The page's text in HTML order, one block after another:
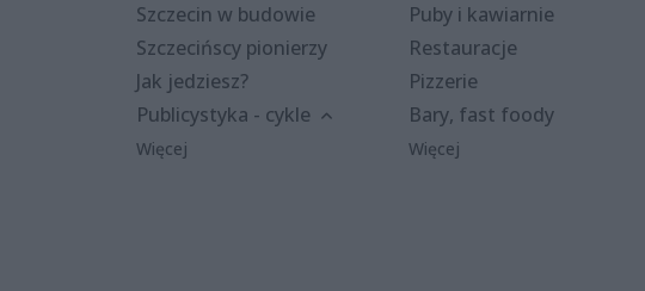
Szczecin w budowie
Szczecińscy pionierzy
Jak jedziesz?
Publicystyka - cykle
Więcej
Puby i kawiarnie
Restauracje
Pizzerie
Bary, fast foody
Więcej